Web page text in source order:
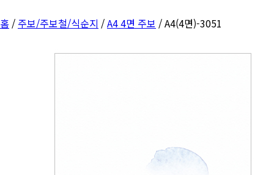
홈 / 주보/주보철/식순지 /A4 4면 주보 / A4(4면)-3051